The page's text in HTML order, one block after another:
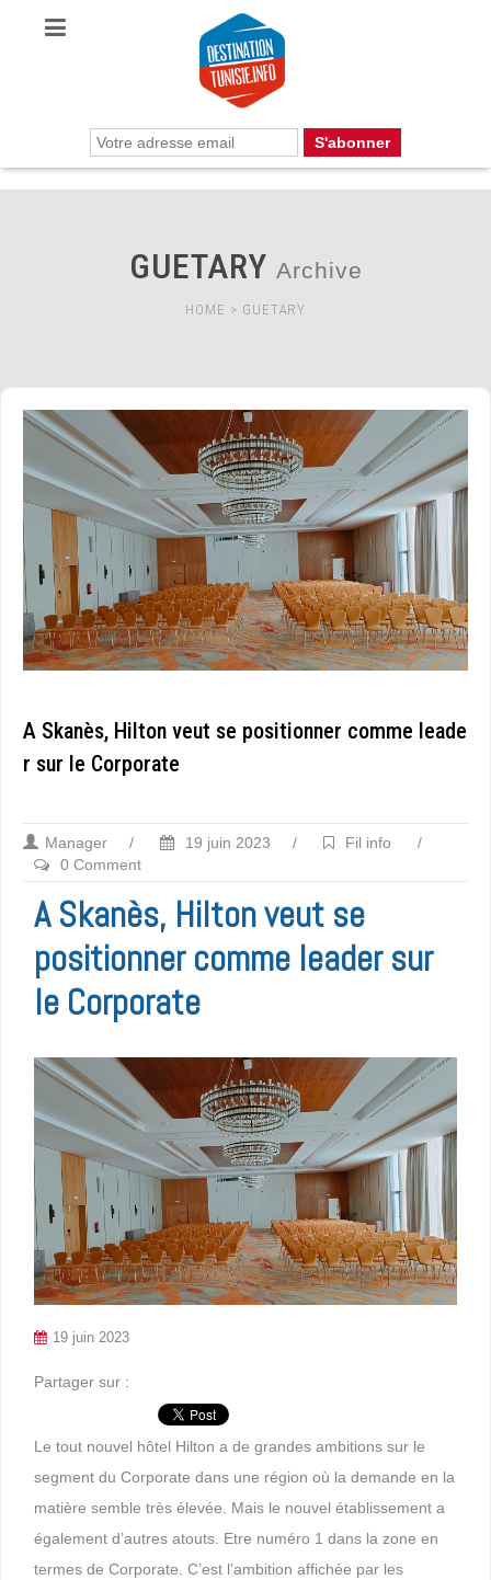
GUETARY Archive
HOME > GUETARY
A Skanès, Hilton veut se positionner comme leade
r sur le Corporate
Manager / 19 juin 2023 / Fil info
/
0 Comment
A Skanès, Hilton veut se
positionner comme leader sur
le Corporate
19 juin 2023
Partager sur :
Le tout nouvel hôtel Hilton a de grandes ambitions sur le
segment du Corporate dans une région où la demande en la
matière semble très élevée. Mais le nouvel établissement a
également d’autres atouts. Etre numéro 1 dans la zone en
termes de Corporate. C’est l’ambition affichée par les